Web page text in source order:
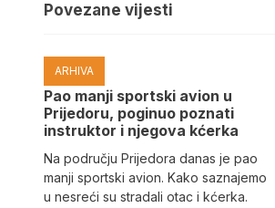
Povezane vijesti
ARHIVA
Pao manji sportski avion u
Prijedoru, poginuo poznati
instruktor i njegova kćerka
Na području Prijedora danas je pao
manji sportski avion. Kako saznajemo
u nesreći su stradali otac i kćerka.